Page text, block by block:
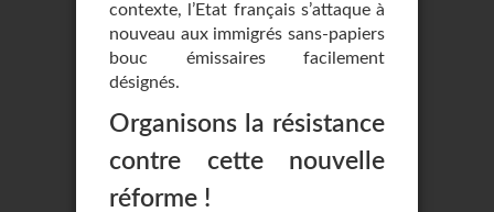
contexte, l’Etat français s’attaque à
nouveau aux immigrés sans-papiers
bouc émissaires facilement
désignés.
Organisons la résistance
contre cette nouvelle
réforme !